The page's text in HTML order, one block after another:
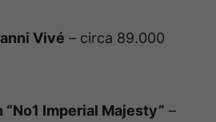
Vivé – circa 89.000
Imperial Majesty” –